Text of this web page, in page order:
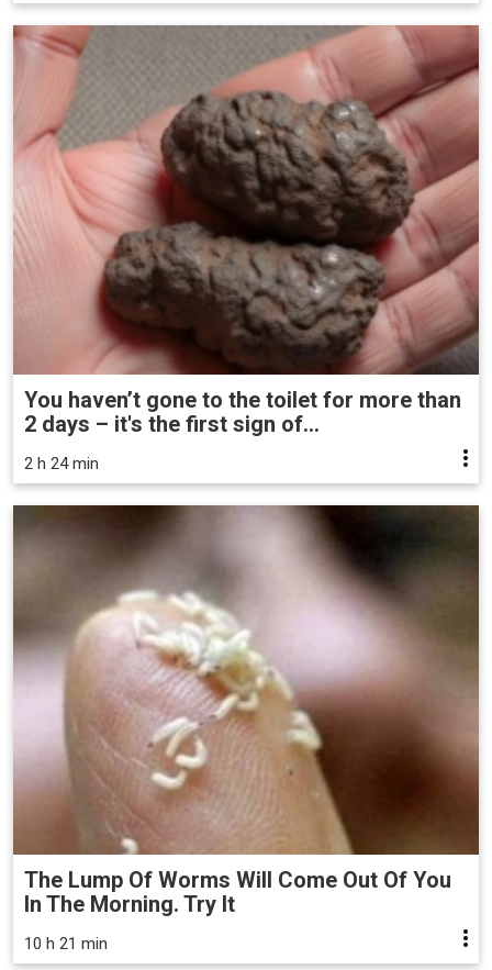
You haven’t gone to the toilet for more than
2 days – it's the first sign of...
2 h 24 min
The Lump Of Worms Will Come Out Of You
In The Morning. Try It
10 h 21 min